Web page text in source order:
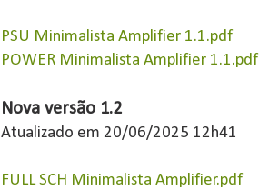
PSU Minimalista Amplifier 1.1.pdf
POWER Minimalista Amplifier 1.1.pdf
Nova versão 1.2
Atualizado em 20/06/2025 12h41
FULL SCH Minimalista Amplifier.pdf